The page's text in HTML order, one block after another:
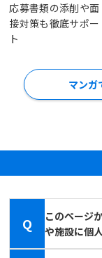
応募書類の添削や面
接対策も徹底サポー
ト
マンガ
Q
このページ
や施設に個